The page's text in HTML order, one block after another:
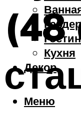
Кухня
Декор
Меню
(48